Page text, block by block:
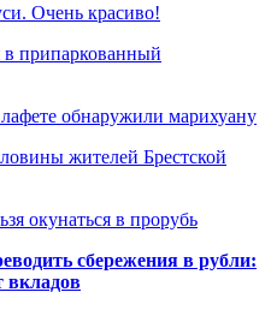
Очень красиво!
в припаркованный
обнаружили марихуану
жителей Брестской
окунаться в прорубь
сбережения в рубли:
вкладов